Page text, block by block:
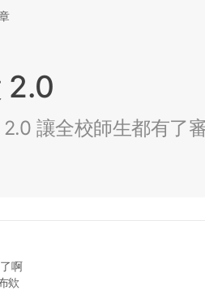
2.0
讓全校師生都有了
啊
欸